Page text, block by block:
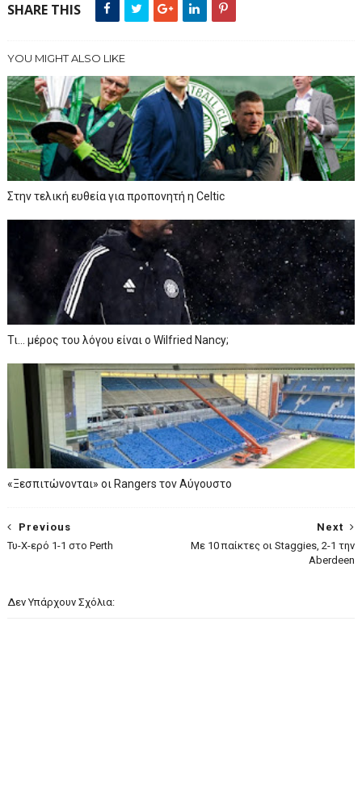
SHARE THIS
YOU MIGHT ALSO LIKE
Στην τελική ευθεία για προπονητή η Celtic
Τι… μέρος του λόγου είναι ο Wilfried Nancy;
«Ξεσπιτώνονται» οι Rangers τον Αύγουστο
Next
Με 10 παίκτες οι Staggies, 2-1 την
Aberdeen
Previous
Τυ-Χ-ερό 1-1 στο Perth
Δεν Υπάρχουν Σχόλια: